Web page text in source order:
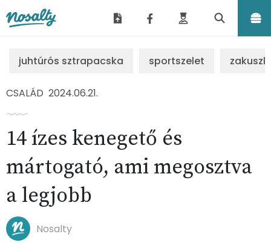
juhtúrós sztrapacska sportszelet
CSALÁD 2024.06.21.
14 ízes kenegető és
mártogató, ami megosztva
a legjobb
Nosalty